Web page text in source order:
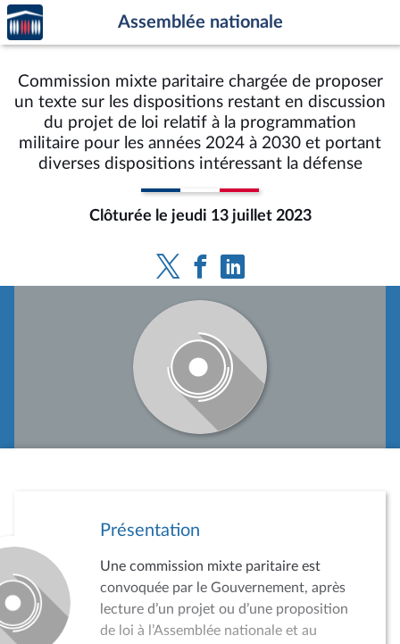
Aller au contenu
Aller en bas de la page
Accèder
à la
page
Assemblée nationale
Commission mixte paritaire chargée de proposer
un texte sur les dispositions restant en discussion
du projet de loi relatif à la programmation
militaire pour les années 2024 à 2030 et portant
diverses dispositions intéressant la défense
Clôturée le jeudi 13 juillet 2023
Présentation
Une commission mixte paritaire est
convoquée par le Gouvernement, après
lecture d’un projet ou d’une proposition
de loi à l’Assemblée nationale et au